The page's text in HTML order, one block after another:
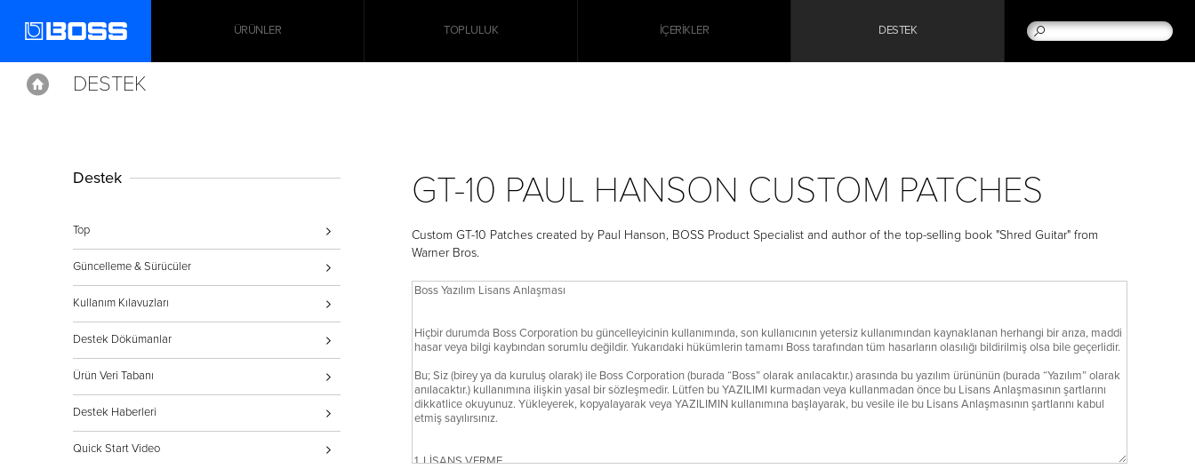
ÜRÜNLER TOPLULUK İÇERIKLER DESTEK
Home
DESTEK
GT-10 PAUL HANSON CUSTOM PATCHES
Custom GT-10 Patches created by Paul Hanson, BOSS Product Specialist and author of the top-selling book "Shred Guitar" from
Warner Bros.
Destek
Top
Güncelleme & Sürücüler
Kullanım Kılavuzları
Destek Dökümanlar
Ürün Veri Tabanı
Destek Haberleri
Quick Start Video